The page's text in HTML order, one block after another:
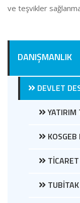
DANIŞMANLIK
DEVLET
YATIRIM
KOSGEB
TİCARET
TUBİTAK
ve teşvikler